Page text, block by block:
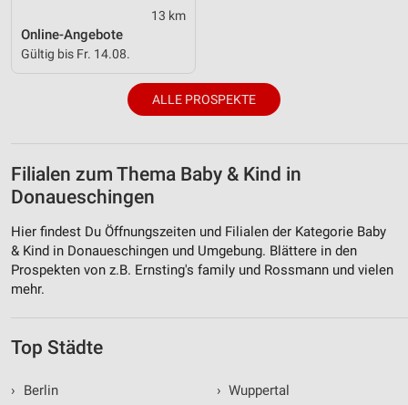
13 km
Online-Angebote
Gültig bis Fr. 14.08.
ALLE PROSPEKTE
Filialen zum Thema Baby & Kind in
Donaueschingen
Hier findest Du Öffnungszeiten und Filialen der Kategorie Baby
& Kind in Donaueschingen und Umgebung. Blättere in den
Prospekten von z.B. Ernsting's family und Rossmann und vielen
mehr.
Top Städte
›
Berlin
› Wuppertal